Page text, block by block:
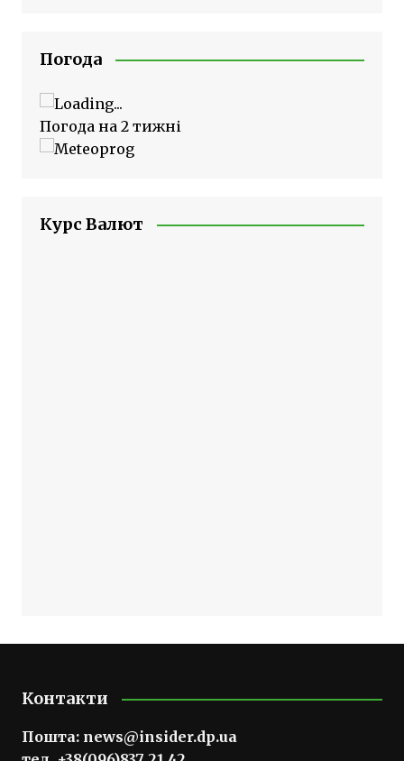
Погода
Погода на 2 тижні
Курс Валют
Контакти
Пошта: news@insider.dp.ua